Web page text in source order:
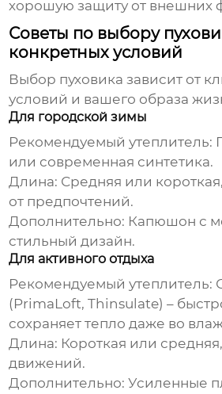
хорошую защиту от внешних
Советы по выбору
конкретных условий
Выбор пуховика зависит от
условий и вашего образа
Для городской зимы
Рекомендуемый утеплитель:
или современная синтетика.
Длина: Средняя или
от предпочтений.
Дополнительно: Капюшон с
стильный дизайн.
Для активного отдыха
Рекомендуемый утеплитель:
(PrimaLoft, Thinsulate) –
сохраняет тепло даже во
Длина: Короткая или
движений.
Дополнительно: Усиленные